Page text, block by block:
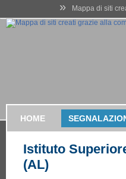
» Mappa di siti
HOME
Istituto
(AL)